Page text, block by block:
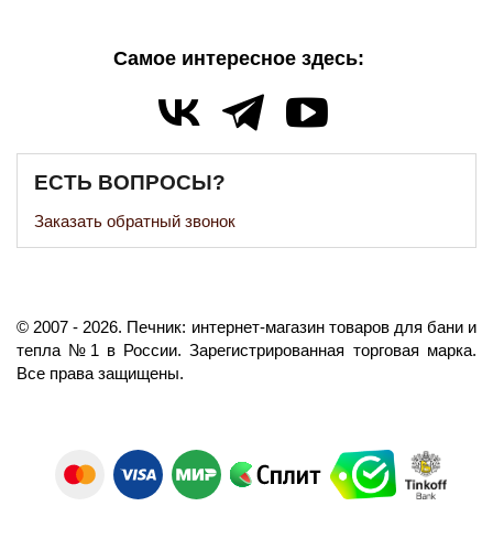
Самое интересное здесь:
ЕСТЬ ВОПРОСЫ?
Заказать обратный звонок
©️2007 - 2026. Печник: интернет-магазин товаров для бани и
тепла №1 в России. Зарегистрированная торговая марка.
Все права защищены.